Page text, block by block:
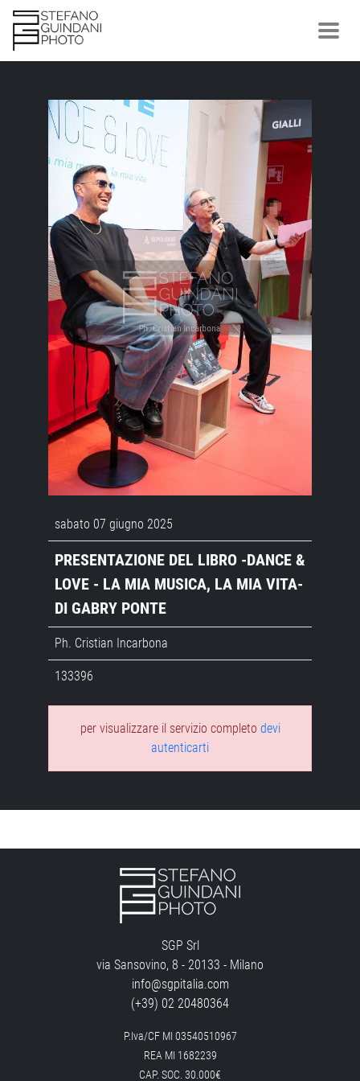
sabato 07 giugno 2025
PRESENTAZIONE DEL LIBRO -DANCE &
LOVE - LA MIA MUSICA, LA MIA VITA-
DI GABRY PONTE
Ph. Cristian Incarbona
133396
per visualizzare il servizio completo devi
autenticarti
SGP Srl
via Sansovino, 8 - 20133 - Milano
info@sgpitalia.com
(+39) 02 20480364
P.Iva/CF MI 03540510967
REA MI 1682239
CAP. SOC. 30.000€